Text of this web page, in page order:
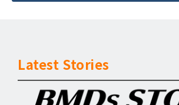
Latest Stories